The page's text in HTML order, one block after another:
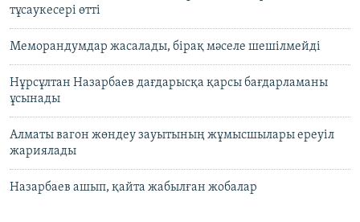
тұсаукесері өтті
Меморандумдар жасалады, бірақ мәселе шешілмейді
Нұрсұлтан Назарбаев дағдарысқа қарсы бағдарламаны
ұсынады
Алматы вагон жөндеу зауытының жұмысшылары ереуіл
жариялады
Назарбаев ашып, қайта жабылған жобалар